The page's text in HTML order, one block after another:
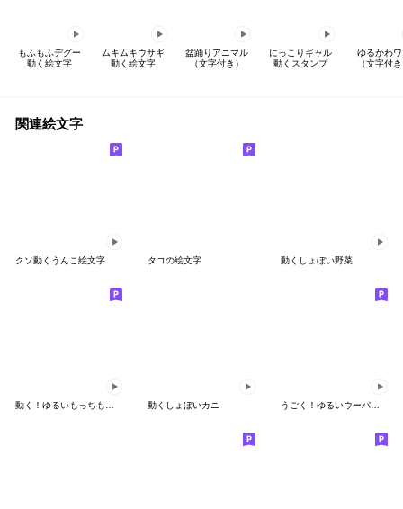
もふもふデグー
動く絵文字
ムキムキウサギ
動く絵文字
盆踊りアニマル
（文字付き）
にっこりギャル
動くスタンプ
ゆるかわ
（文字付
関連絵文字
クソ動くうんこ絵文字 タコの絵文字 動くしょぼい野菜
動く！ゆるいもっちもっちアヒルの絵文字 動くしょぼいカニ うごく！ゆるいウーパールーパーの絵文字